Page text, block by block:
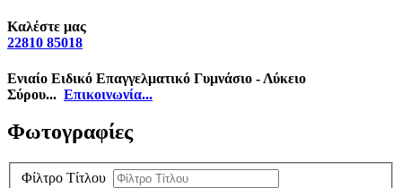
Καλέστε μας
22810 85018
Ενιαίο Ειδικό Επαγγελματικό Γυμνάσιο - Λύκειο
Σύρου... Επικοινωνία...
Φωτογραφίες
Φίλτρο Τίτλου